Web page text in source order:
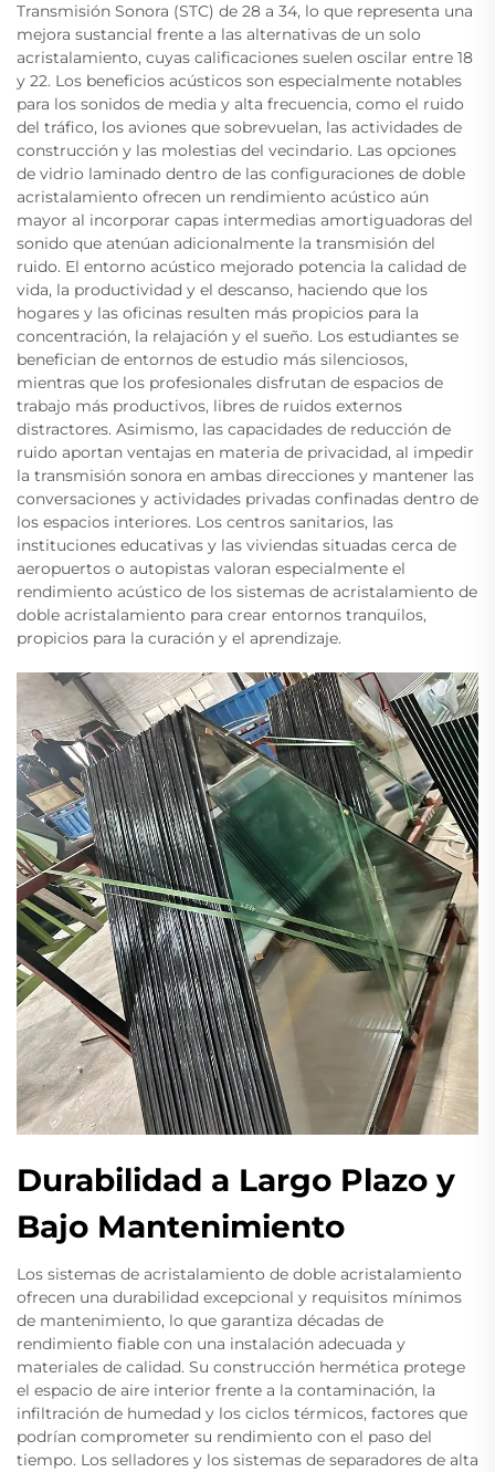
Transmisión Sonora (STC) de 28 a 34, lo que representa una
mejora sustancial frente a las alternativas de un solo
acristalamiento, cuyas calificaciones suelen oscilar entre 18
y 22. Los beneficios acústicos son especialmente notables
para los sonidos de media y alta frecuencia, como el ruido
del tráfico, los aviones que sobrevuelan, las actividades de
construcción y las molestias del vecindario. Las opciones
de vidrio laminado dentro de las configuraciones de doble
acristalamiento ofrecen un rendimiento acústico aún
mayor al incorporar capas intermedias amortiguadoras del
sonido que atenúan adicionalmente la transmisión del
ruido. El entorno acústico mejorado potencia la calidad de
vida, la productividad y el descanso, haciendo que los
hogares y las oficinas resulten más propicios para la
concentración, la relajación y el sueño. Los estudiantes se
benefician de entornos de estudio más silenciosos,
mientras que los profesionales disfrutan de espacios de
trabajo más productivos, libres de ruidos externos
distractores. Asimismo, las capacidades de reducción de
ruido aportan ventajas en materia de privacidad, al impedir
la transmisión sonora en ambas direcciones y mantener las
conversaciones y actividades privadas confinadas dentro de
los espacios interiores. Los centros sanitarios, las
instituciones educativas y las viviendas situadas cerca de
aeropuertos o autopistas valoran especialmente el
rendimiento acústico de los sistemas de acristalamiento de
doble acristalamiento para crear entornos tranquilos,
propicios para la curación y el aprendizaje.
Durabilidad a Largo Plazo y
Bajo Mantenimiento
Los sistemas de acristalamiento de doble acristalamiento
ofrecen una durabilidad excepcional y requisitos mínimos
de mantenimiento, lo que garantiza décadas de
rendimiento fiable con una instalación adecuada y
materiales de calidad. Su construcción hermética protege
el espacio de aire interior frente a la contaminación, la
infiltración de humedad y los ciclos térmicos, factores que
podrían comprometer su rendimiento con el paso del
tiempo. Los selladores y los sistemas de separadores de alta